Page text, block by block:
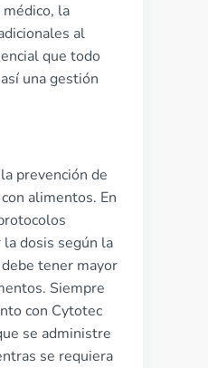
la
al
que todo
una gestión
prevención de
alimentos. En
dosis según la
tener mayor
Siempre
con Cytotec
se administre
se requiera